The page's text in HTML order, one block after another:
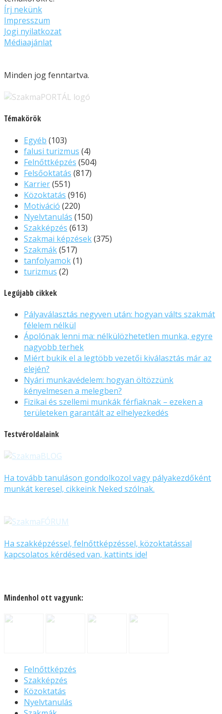
Írj nekünk
Impresszum
Jogi nyilatkozat
Médiaajánlat
Minden jog fenntartva.
Témakörök
Egyéb (103)
falusi turizmus (4)
Felnőttképzés (504)
Felsőoktatás (817)
Karrier(551)
Közoktatás (916)
Motiváció (220)
Nyelvtanulás (150)
Szakképzés (613)
Szakmai képzések(375)
Szakmák(517)
tanfolyamok(1)
turizmus (2)
Legújabb cikkek
Pályaválasztás negyven után: hogyan válts szakmát
félelem nélkül
Ápolónak lenni ma: nélkülözhetetlen munka, egyre
nagyobb terhek
Miért bukik el a legtöbb vezetői kiválasztás már az
elején?
Nyári munkavédelem: hogyan öltözzünk
kényelmesen a melegben?
Fizikai és szellemi munkák férfiaknak – ezeken a
területeken garantált az elhelyezkedés
Testvéroldalaink
Ha tovább tanuláson gondolkozol vagy pályakezdőként
munkát keresel, cikkeink Neked szólnak.
Ha szakképzéssel, felnőttképzéssel, közoktatással
kapcsolatos kérdésed van, kattints ide!
Mindenhol ott vagyunk:
Felnőttképzés
Szakképzés
Közoktatás
Nyelvtanulás